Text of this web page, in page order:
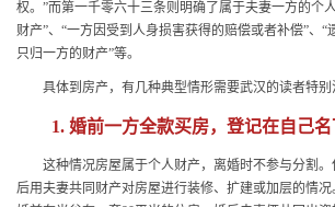
权。”而第一千零六十三条则明确了属于夫妻一方的个
财产”、“一方因受到人身损害获得的赔偿或者补偿”、“
只归一方的财产”等。
具体到房产，有几种典型情形需要武汉的读者特别
1. 婚前一方全款买房，登记在自己名
这种情况房屋属于个人财产，离婚时不参与分割
后用夫妻共同财产对房屋进行装修、扩建或加层的情